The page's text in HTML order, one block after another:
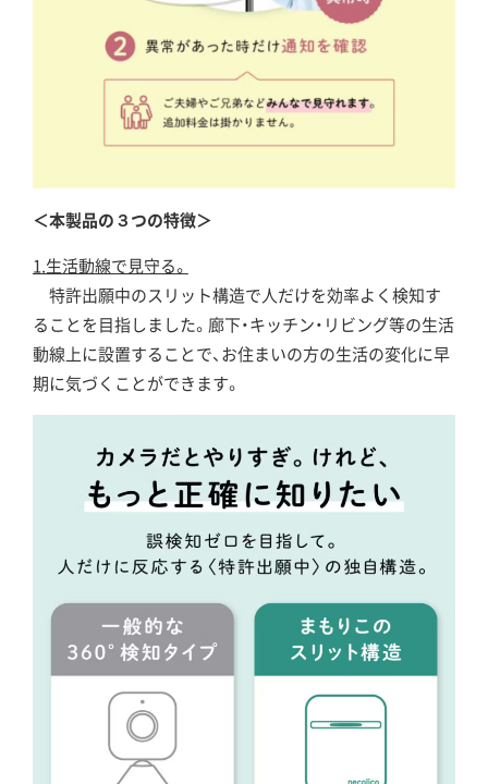
＜本製品の３つの特徴＞
1.生活動線で見守る。
特許出願中のスリット構造で人だけを効率よく検知す
ることを目指しました。廊下・キッチン・リビング等の生活
動線上に設置することで、お住まいの方の生活の変化に早
期に気づくことができます。